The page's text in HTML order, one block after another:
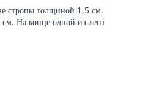
стропы толщиной 1,5 см.
На конце одной из лент